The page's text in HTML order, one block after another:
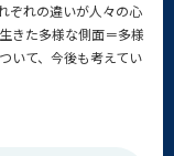
ぞれの違いが人々の心
きた多様な側面＝多様
いて、今後も考えてい